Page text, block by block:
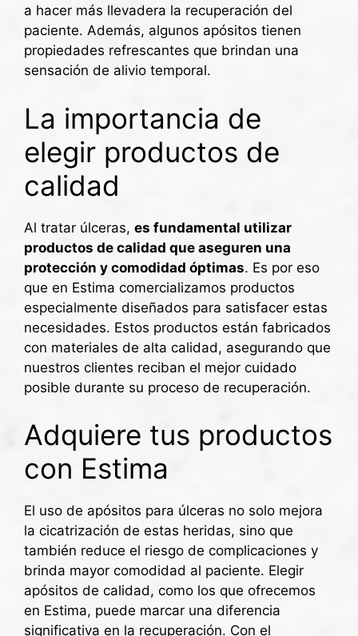
a hacer más llevadera la recuperación del
paciente. Además, algunos apósitos tienen
propiedades refrescantes que brindan una
sensación de alivio temporal.
La importancia de
elegir productos de
calidad
Al tratar úlceras, es fundamental utilizar
productos de calidad que aseguren una
protección y comodidad óptimas. Es por eso
que en Estima comercializamos productos
especialmente diseñados para satisfacer estas
necesidades. Estos productos están fabricados
con materiales de alta calidad, asegurando que
nuestros clientes reciban el mejor cuidado
posible durante su proceso de recuperación.
Adquiere tus productos
con Estima
El uso de apósitos para úlceras no solo mejora
la cicatrización de estas heridas, sino que
también reduce el riesgo de complicaciones y
brinda mayor comodidad al paciente. Elegir
apósitos de calidad, como los que ofrecemos
en Estima, puede marcar una diferencia
significativa en la recuperación. Con el